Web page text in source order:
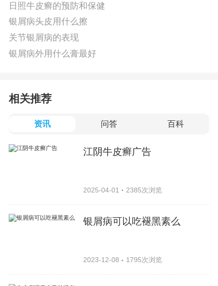
日照牛皮癣的预防和保健
银屑病头皮用什么擦
关节银屑病的表现
银屑病外用什么膏最好
相关推荐
资讯 问答 百科
江阴牛皮癣广告
2025-04-01 2385次浏览
银屑病可以吃褪黑素么
2023-12-08 1795次浏览